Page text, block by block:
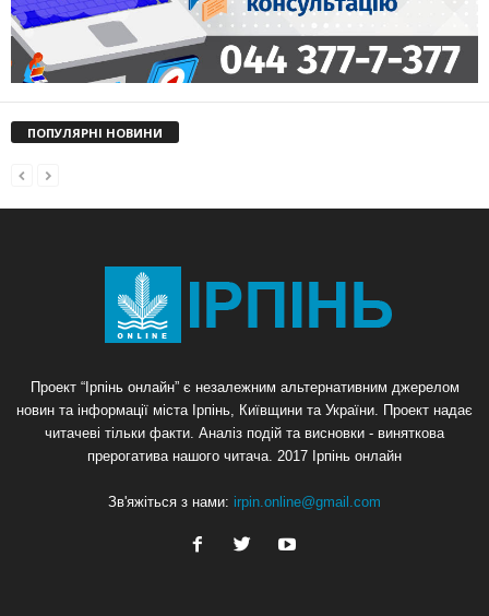
ПОПУЛЯРНІ НОВИНИ
Проект “Ірпінь онлайн” є незалежним альтернативним джерелом
новин та інформації міста Ірпінь, Київщини та України. Проект надає
читачеві тільки факти. Аналіз подій та висновки - виняткова
прерогатива нашого читача. 2017 Ірпінь онлайн
Зв'яжіться з нами: irpin.online@gmail.com